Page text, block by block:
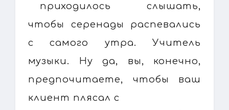
приходилось слышать,
чтобы серенады распевались
с самого утра. Учитель
музыки. Ну да, вы, конечно,
предпочитаете, чтобы ваш
клиент плясал с